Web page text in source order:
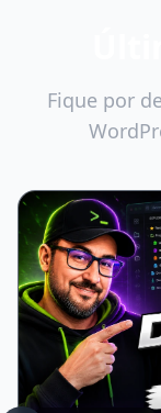
Fique por